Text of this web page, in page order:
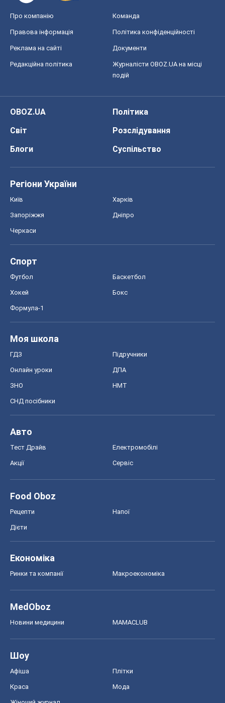
Про компанію Команда
Правова інформація Політика конфіденційності
Реклама на сайті Документи
Редакційна політика
Журналісти OBOZ.UA на місці
подій
OBOZ.UA
Політика
Світ
Розслідування
Блоги
Суспільство
Регіони України
Київ Харків
Запоріжжя Дніпро
Черкаси
Спорт
Футбол Баскетбол
Хокей Бокс
Формула-1
Моя школа
ГДЗ Підручники
Онлайн уроки ДПА
ЗНО НМТ
СНД посібники
Авто
Тест Драйв Електромобілі
Акції Сервіс
Food Oboz
Рецепти Напої
Дієти
Економіка
Ринки та компанії Макроекономіка
MedOboz
Новини медицини MAMACLUB
Шоу
Афіша Плітки
Краса Мода